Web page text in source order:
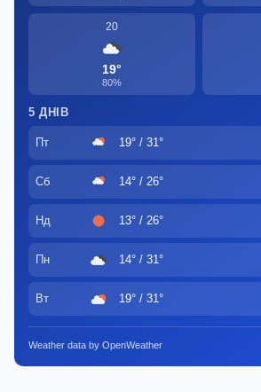
20
19°
80%
5 ДНІВ
Пт 19° / 31°
Сб 14° / 26°
Нд 13° / 26°
Пн 14° / 31°
Вт 19° / 31°
Weather data by OpenWeather